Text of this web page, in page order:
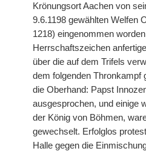
Krönungsort Aachen von
9.6.1198 gewählten Welfen
1218) eingenommen
Herrschaftszeichen
über die auf dem Trifels
dem folgenden Thronkampf
die Oberhand: Papst
ausgesprochen, und einige
der König von Böhmen,
gewechselt. Erfolglos
Halle gegen die